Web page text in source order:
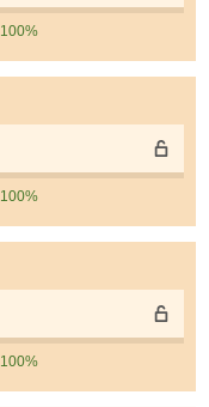
100%
100%
100%